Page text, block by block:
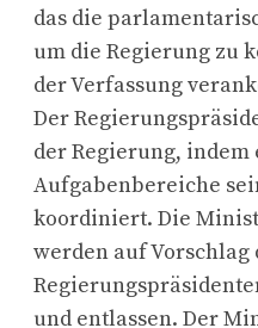
das die
um die Regierung zu
der Verfassung
Der
der Regierung, indem
Aufgabenbereiche
koordiniert. Die
werden auf Vorschlag
und entlassen. Der